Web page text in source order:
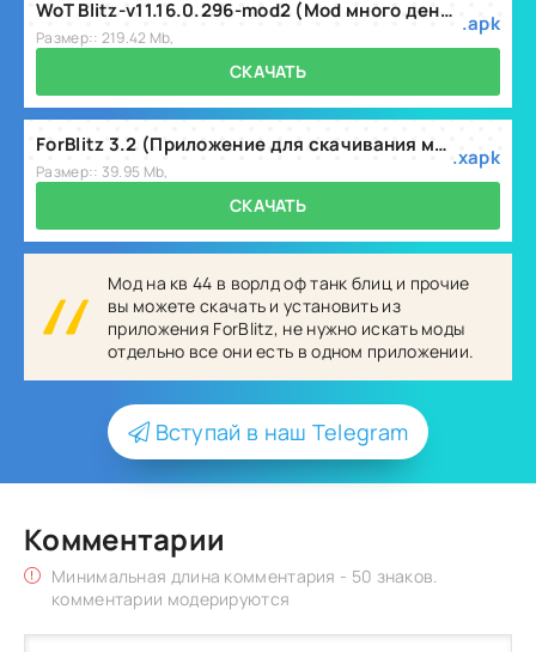
WoT Blitz-v11.16.0.296-mod2 (Mod много денег и золота).apk
Размер:: 219.42 Mb,
.apk
СКАЧАТЬ
ForBlitz 3.2 (Приложение для скачивания модов!).apk
Размер:: 39.95 Mb,
.xapk
СКАЧАТЬ
Мод на кв 44 в ворлд оф танк блиц и прочие
вы можете скачать и установить из
приложения ForBlitz, не нужно искать моды
отдельно все они есть в одном приложении.
Вступай в наш Telegram
Комментарии
Минимальная длина комментария - 50 знаков.
комментарии модерируются